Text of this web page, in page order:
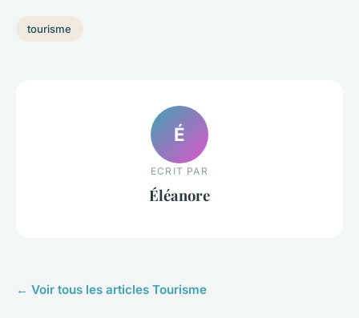
tourisme
É
ECRIT PAR
Éléanore
← Voir tous les articles Tourisme